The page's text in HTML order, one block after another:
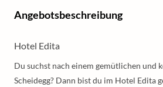
Angebotsbeschreibung
Hotel Edita
Du suchst nach einem gemütlichen und
Scheidegg? Dann bist du im Hotel Edita